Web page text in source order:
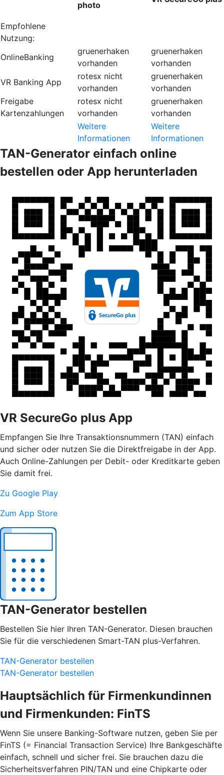
photo
Empfohlene
Nutzung:
OnlineBanking
gruenerhaken
vorhanden
gruenerhaken
vorhanden
VR Banking App
rotesx nicht
vorhanden
gruenerhaken
vorhanden
Freigabe
Kartenzahlungen
rotesx nicht
vorhanden
gruenerhaken
vorhanden
Weitere
Informationen
Weitere
Informationen
TAN-Generator einfach online
bestellen oder App herunterladen
VR SecureGo plus App
Empfangen Sie Ihre Transaktionsnummern (TAN) einfach
und sicher oder nutzen Sie die Direktfreigabe in der App.
Auch Online-Zahlungen per Debit- oder Kreditkarte geben
Sie damit frei.
Zu Google Play
Zum App Store
TAN-Generator bestellen
Bestellen Sie hier Ihren TAN-Generator. Diesen brauchen
Sie für die verschiedenen Smart-TAN plus-Verfahren.
TAN-Generator bestellen
TAN-Generator bestellen
Hauptsächlich für Firmenkundinnen
und Firmenkunden: FinTS
Wenn Sie unsere Banking-Software nutzen, geben Sie per
FinTS (= Financial Transaction Service) Ihre Bankgeschäfte
einfach, schnell und sicher frei. Sie brauchen dazu die
Sicherheitsverfahren PIN/TAN und eine Chipkarte oder